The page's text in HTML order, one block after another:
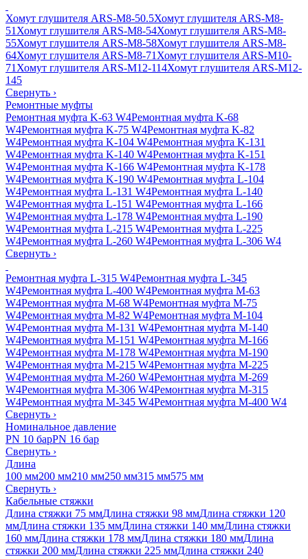
Хомут глушителя ARS-M8-50.5Хомут глушителя ARS-M8-
51 Хомут глушителя ARS-M8-54Хомут глушителя ARS-M8-
55Хомут глушителя ARS-M8-58Хомут глушителя ARS-M8-
64Хомут глушителя ARS-M8-71 Хомут глушителя ARS-M10-
71 Хомут глушителя ARS-M12-114Хомут глушителя ARS-M12-
145
Свернуть ›
Ремонтные муфты
Ремонтная муфта K-63 W4Ремонтная муфта K-68
W4Ремонтная муфта K-75 W4Ремонтная муфта K-82
W4Ремонтная муфта K-104 W4Ремонтная муфта K-131
W4Ремонтная муфта K-140 W4Ремонтная муфта K-151
W4Ремонтная муфта K-166 W4Ремонтная муфта K-178
W4Ремонтная муфта K-190 W4Ремонтная муфта L-104
W4Ремонтная муфта L-131 W4Ремонтная муфта L-140
W4Ремонтная муфта L-151 W4Ремонтная муфта L-166
W4Ремонтная муфта L-178 W4Ремонтная муфта L-190
W4Ремонтная муфта L-215 W4Ремонтная муфта L-225
W4Ремонтная муфта L-260 W4Ремонтная муфта L-306 W4
Свернуть ›
Ремонтная муфта L-315 W4Ремонтная муфта L-345
W4Ремонтная муфта L-400 W4Ремонтная муфта M-63
W4Ремонтная муфта M-68 W4Ремонтная муфта M-75
W4Ремонтная муфта M-82 W4Ремонтная муфта M-104
W4Ремонтная муфта M-131 W4Ремонтная муфта M-140
W4Ремонтная муфта M-151 W4Ремонтная муфта M-166
W4Ремонтная муфта M-178 W4Ремонтная муфта M-190
W4Ремонтная муфта M-215 W4Ремонтная муфта M-225
W4Ремонтная муфта M-260 W4Ремонтная муфта M-269
W4Ремонтная муфта M-306 W4Ремонтная муфта M-315
W4Ремонтная муфта M-345 W4Ремонтная муфта M-400 W4
Свернуть ›
Номинальное давление
PN 10 барPN 16 бар
Свернуть ›
Длина
100 мм200 мм210 мм250 мм315 мм575 мм
Свернуть ›
Кабельные стяжки
Длина стяжки 75 ммДлина стяжки 98 ммДлина стяжки 120
ммДлина стяжки 135 ммДлина стяжки 140 ммДлина стяжки
160 ммДлина стяжки 178 ммДлина стяжки 180 ммДлина
стяжки 200 ммДлина стяжки 225 ммДлина стяжки 240